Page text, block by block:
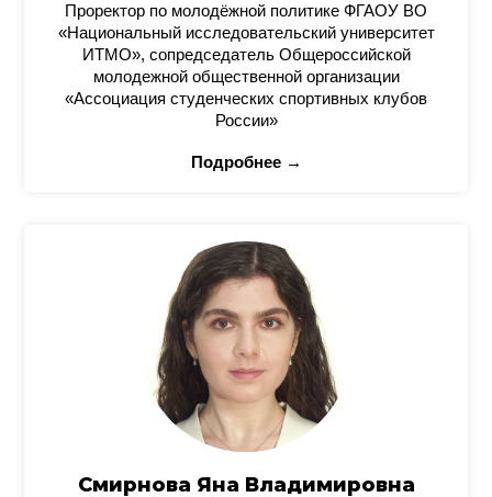
Проректор по молодёжной политике ФГАОУ ВО
«Национальный исследовательский университет
ИТМО», сопредседатель Общероссийской
молодежной общественной организации
«Ассоциация студенческих спортивных клубов
России»
Подробнее →
Смирнова Яна Владимировна